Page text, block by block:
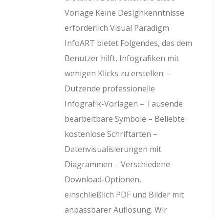
Vorlage Keine Designkenntnisse
erforderlich Visual Paradigm
InfoART bietet Folgendes, das dem
Benutzer hilft, Infografiken mit
wenigen Klicks zu erstellen: –
Dutzende professionelle
Infografik-Vorlagen – Tausende
bearbeitbare Symbole – Beliebte
kostenlose Schriftarten –
Datenvisualisierungen mit
Diagrammen – Verschiedene
Download-Optionen,
einschließlich PDF und Bilder mit
anpassbarer Auflösung. Wir